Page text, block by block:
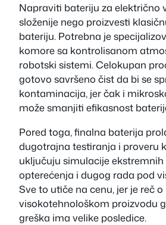
Napraviti bateriju za električno
složenije nego proizvesti
bateriju. Potrebna je
komore sa kontrolisanom
robotski sistemi. Celokupan
gotovo savršeno čist da bi se
kontaminacija, jer čak i
može smanjiti efikasnost
Pored toga, finalna baterija
dugotrajna testiranja i proveru
uključuju simulacije
opterećenja i dugog rada pod
Sve to utiče na cenu, jer je reč o
visokotehnološkom proizvodu
greška ima velike posledice.